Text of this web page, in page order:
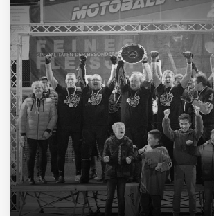
4
Deutscher Pokalsieger
1998, 2012, 2013, 2016
3
Süddeutscher Meister
2013, 2014, 2015